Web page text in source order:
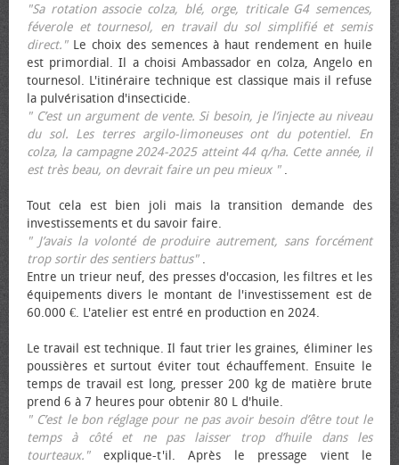
"Sa rotation associe colza, blé, orge, triticale G4 semences,
féverole et tournesol, en travail du sol simplifié et semis
direct."Le choix des semences à haut rendement en huile
est primordial. Il a choisi Ambassador en colza, Angelo en
tournesol. L'itinéraire technique est classique mais il refuse
la pulvérisation d'insecticide.
" C’est un argument de vente. Si besoin, je l’injecte au niveau
du sol. Les terres argilo-limoneuses ont du potentiel. En
colza, la campagne 2024-2025 atteint 44 q/ha. Cette année, il
est très beau, on devrait faire un peu mieux ".
Tout cela est bien joli mais la transition demande des
investissements et du savoir faire.
" J’avais la volonté de produire autrement, sans forcément
trop sortir des sentiers battus".
Entre un trieur neuf, des presses d'occasion, les filtres et les
équipements divers le montant de l'investissement est de
60.000 €. L'atelier est entré en production en 2024.
Le travail est technique. Il faut trier les graines, éliminer les
poussières et surtout éviter tout échauffement. Ensuite le
temps de travail est long, presser 200 kg de matière brute
prend 6 à 7 heures pour obtenir 80 L d'huile.
" C’est le bon réglage pour ne pas avoir besoin d’être tout le
temps à côté et ne pas laisser trop d’huile dans les
tourteaux."explique-t'il. Après le pressage vient le